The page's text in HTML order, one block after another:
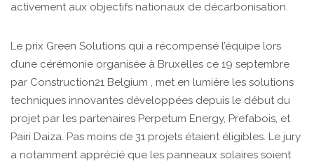
activement aux objectifs nationaux de décarbonisation.
Le prix Green Solutions qui a récompensé l’équipe lors
d’une cérémonie organisée à Bruxelles ce 19 septembre
par Construction21 Belgium , met en lumière les solutions
techniques innovantes développées depuis le début du
projet par les partenaires Perpetum Energy, Prefabois, et
Pairi Daiza. Pas moins de 31 projets étaient éligibles. Le jury
a notamment apprécié que les panneaux solaires soient